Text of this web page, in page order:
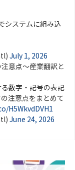
システムに組み込
July 1, 2026
意点～産業翻訳と
数字・記号の表記
注意点をまとめて
H5WkvdDVH1
June 24, 2026